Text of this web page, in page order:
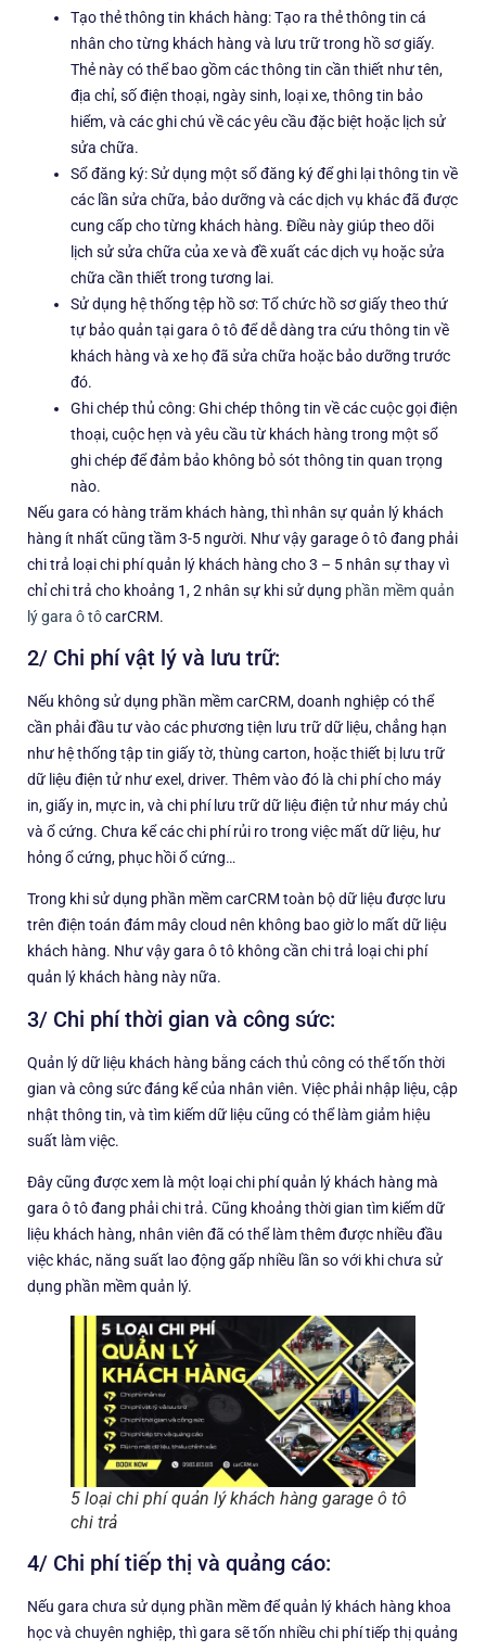
Tạo thẻ thông tin khách hàng: Tạo ra thẻ thông tin cá
nhân cho từng khách hàng và lưu trữ trong hồ sơ giấy.
Thẻ này có thể bao gồm các thông tin cần thiết như tên,
địa chỉ, số điện thoại, ngày sinh, loại xe, thông tin bảo
hiểm, và các ghi chú về các yêu cầu đặc biệt hoặc lịch sử
sửa chữa.
Sổ đăng ký: Sử dụng một sổ đăng ký để ghi lại thông tin về
các lần sửa chữa, bảo dưỡng và các dịch vụ khác đã được
cung cấp cho từng khách hàng. Điều này giúp theo dõi
lịch sử sửa chữa của xe và đề xuất các dịch vụ hoặc sửa
chữa cần thiết trong tương lai.
Sử dụng hệ thống tệp hồ sơ: Tổ chức hồ sơ giấy theo thứ
tự bảo quản tại gara ô tô để dễ dàng tra cứu thông tin về
khách hàng và xe họ đã sửa chữa hoặc bảo dưỡng trước
đó.
Ghi chép thủ công: Ghi chép thông tin về các cuộc gọi điện
thoại, cuộc hẹn và yêu cầu từ khách hàng trong một sổ
ghi chép để đảm bảo không bỏ sót thông tin quan trọng
nào.
Nếu gara có hàng trăm khách hàng, thì nhân sự quản lý khách
hàng ít nhất cũng tầm 3-5 người. Như vậy garage ô tô đang phải
chi trả loại chi phí quản lý khách hàng cho 3 – 5 nhân sự thay vì
chỉ chi trả cho khoảng 1, 2 nhân sự khi sử dụng phần mềm quản
lý gara ô tôcarCRM.
2/ Chi phí vật lý và lưu trữ:
Nếu không sử dụng phần mềm carCRM, doanh nghiệp có thể
cần phải đầu tư vào các phương tiện lưu trữ dữ liệu, chẳng hạn
như hệ thống tập tin giấy tờ, thùng carton, hoặc thiết bị lưu trữ
dữ liệu điện tử như exel, driver. Thêm vào đó là chi phí cho máy
in, giấy in, mực in, và chi phí lưu trữ dữ liệu điện tử như máy chủ
và ổ cứng. Chưa kể các chi phí rủi ro trong việc mất dữ liệu, hư
hỏng ổ cứng, phục hồi ổ cứng…
Trong khi sử dụng phần mềm carCRM toàn bộ dữ liệu được lưu
trên điện toán đám mây cloud nên không bao giờ lo mất dữ liệu
khách hàng. Như vậy gara ô tô không cần chi trả loại chi phí
quản lý khách hàng này nữa.
3/ Chi phí thời gian và công sức:
Quản lý dữ liệu khách hàng bằng cách thủ công có thể tốn thời
gian và công sức đáng kể của nhân viên. Việc phải nhập liệu, cập
nhật thông tin, và tìm kiếm dữ liệu cũng có thể làm giảm hiệu
suất làm việc.
Đây cũng được xem là một loại chi phí quản lý khách hàng mà
gara ô tô đang phải chi trả. Cũng khoảng thời gian tìm kiếm dữ
liệu khách hàng, nhân viên đã có thể làm thêm được nhiều đầu
việc khác, năng suất lao động gấp nhiều lần so với khi chưa sử
dụng phần mềm quản lý.
5 loại chi phí quản lý khách hàng garage ô tô
chi trả
4/ Chi phí tiếp thị và quảng cáo:
Nếu gara chưa sử dụng phần mềm để quản lý khách hàng khoa
học và chuyên nghiệp, thì gara sẽ tốn nhiều chi phí tiếp thị quảng